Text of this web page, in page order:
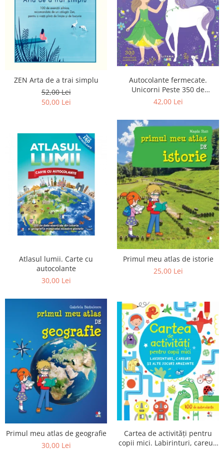
Povești
Reviste
Știință si natură
Vârstă
10+ ani
7-10 ani
toate vârstele
Editura Univers
Cera
Editura Aramis
Editura Arthur
Editura Bookzone
Editura Cartemma
Editura Casa
Editura Corint
Editura Frontiera
Editura Gama
Editura Kreativ
Editura Litera
Editura Lizuka Educativ
Editura Nemira
Editura Nomina
Editura Pandora M
Editura Portocala Albastră
ZEN Arta de a trai simplu
52,00 Lei
50,00 Lei
Autocolante fermecate.
Unicorni Peste 350 de
autocolante reutilizabile
42,00 Lei
Atlasul lumii. Carte cu
autocolante
30,00 Lei
Primul meu atlas de istorie
25,00 Lei
Primul meu atlas de geografie
30,00 Lei
Cartea de activități pentru
copii mici. Labirinturi, careuri